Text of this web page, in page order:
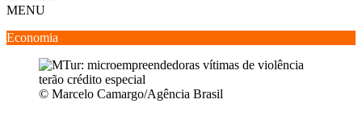
MENU
Economia
© Marcelo Camargo/Agência Brasil